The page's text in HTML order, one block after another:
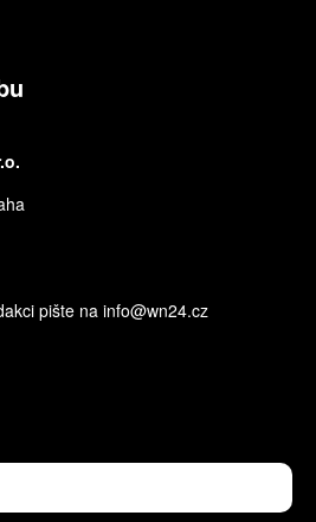
pište na info@wn24.cz